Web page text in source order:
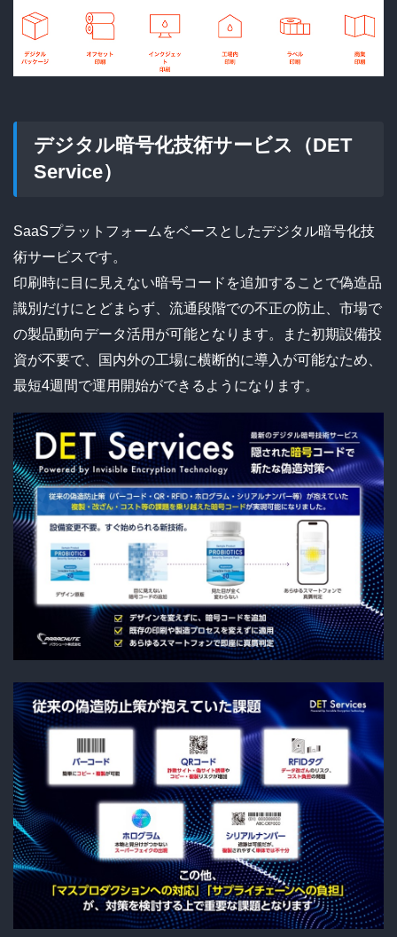
デジタル暗号化技術サービス（DET
Service）
SaaSプラットフォームをベースとしたデジタル暗号化技
術サービスです。
印刷時に目に見えない暗号コードを追加することで偽造品
識別だけにとどまらず、流通段階での不正の防止、市場で
の製品動向データ活用が可能となります。また初期設備投
資が不要で、国内外の工場に横断的に導入が可能なため、
最短4週間で運用開始ができるようになります。